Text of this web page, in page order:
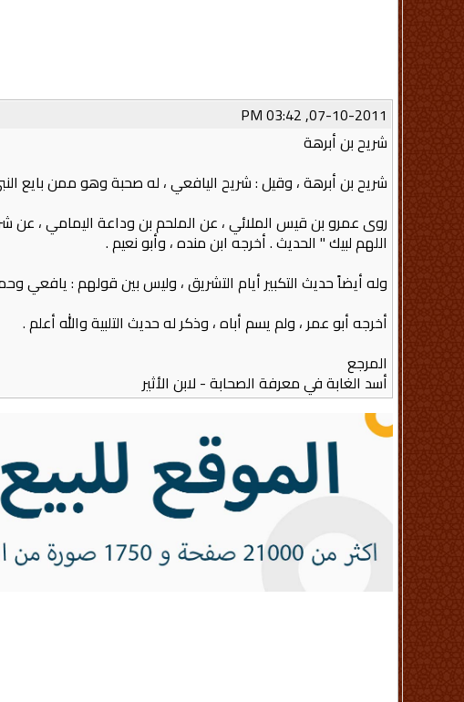
07-10-2011, 03:42 PM
شريح بن أبرهة
شريح بن أبرهة ، وقيل‏ :‏ شريح اليافعي ، له صحبة وهو ممن بايع
روى عمرو بن قيس الملائي ، عن الملحم بن وداعة اليمامي ، عن
اللهم لبيك ‏"‏ الحديث ‏.‏ أخرجه ابن منده ، وأبو نعيم‏ .‏
وله أيضاً حديث التكبير أيام التشريق ، وليس بين قولهم‏ :‏
أخرجه أبو عمر ، ولم يسم أباه ، وذكر له حديث التلبية والله أعلم ‏.‏
المرجع
أسد الغابة في معرفة الصحابة - لابن الأثير